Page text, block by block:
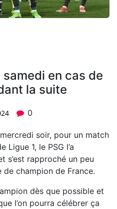
samedi en cas de
la suite
0
soir, pour un match
Ligue 1, le PSG l’a
s’est rapproché un peu
champion de France.
dès que possible et
l’on pourra célébrer ça